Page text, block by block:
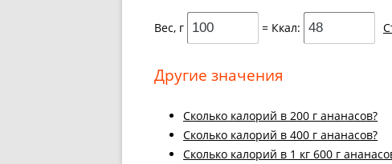
Вес, г = Ккал:
Другие значения
Cколько калорий в 200 г ананасов?
Cколько калорий в 400 г ананасов?
Cколько калорий в 1 кг 600 г